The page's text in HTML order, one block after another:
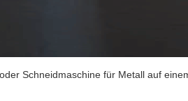
Schneidmaschine für Metall auf